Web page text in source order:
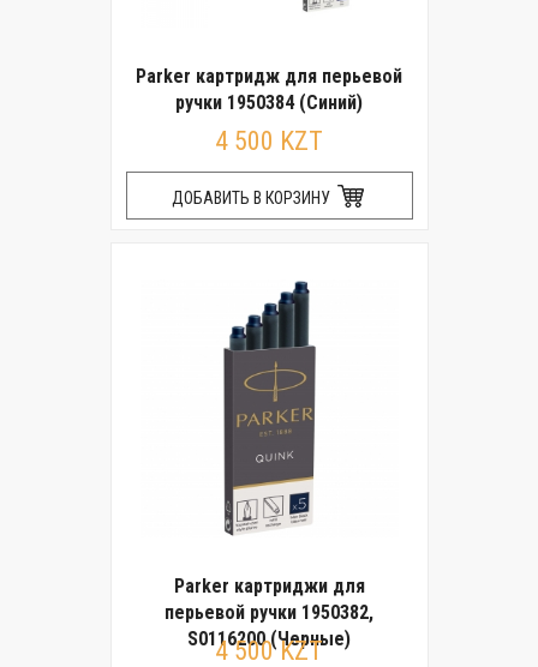
Parker картридж для перьевой
ручки 1950384 (Cиний)
4 500 KZT
ДОБАВИТЬ В КОРЗИНУ
Parker картриджи для
перьевой ручки 1950382,
S0116200 (Черные)
4 500 KZT